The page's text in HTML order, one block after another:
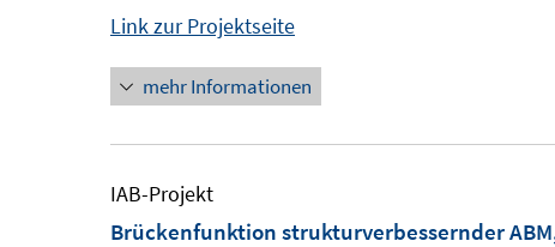
Link zur Projektseite
mehr Informationen
IAB-Projekt
Brückenfunktion strukturverbessernder